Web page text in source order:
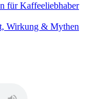
für Kaffeeliebhaber
Wirkung & Mythen